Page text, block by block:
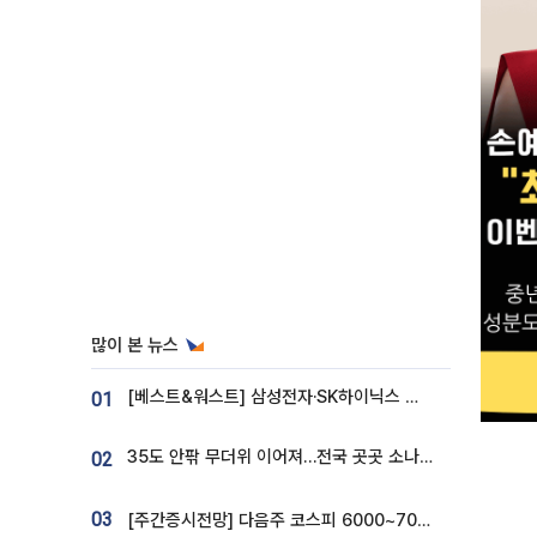
많이 본 뉴스
01 [베스트&워스트] 삼성전자·SK하이닉스 밀린 한 주…상상인증권은 85% 급등
02 35도 안팎 무더위 이어져…전국 곳곳 소나기 [오늘 날씨]
03 [주간증시전망] 다음주 코스피 6000~7000⋯“外人 수급은 정책이 변수”